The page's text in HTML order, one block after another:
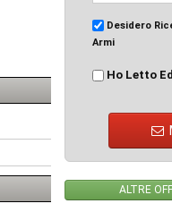
Desidero
Armi
Ho Letto
ALTRE